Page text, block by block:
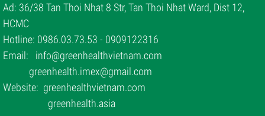
Ad: 36/38 Tan Thoi Nhat 8 Str, Tan Thoi Nhat Ward, Dist 12,
HCMC
Hotline: 0986.03.73.53 - 0909122316
Email: info@greenhealthvietnam.com
greenhealth.imex@gmail.com
Website: greenhealthvietnam.com
greenhealth.asia